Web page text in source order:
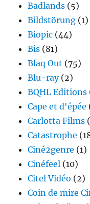
Badlands (5)
Bildstörung (1)
Biopic (44)
Bis (81)
Blaq Out (75)
Blu-ray(2)
BQHL Editions
Cape et d'épée
Carlotta Films
Catastrophe
Ciné2genre (1)
Cinéfeel (10)
Citel Vidéo (2)
Coin de mire